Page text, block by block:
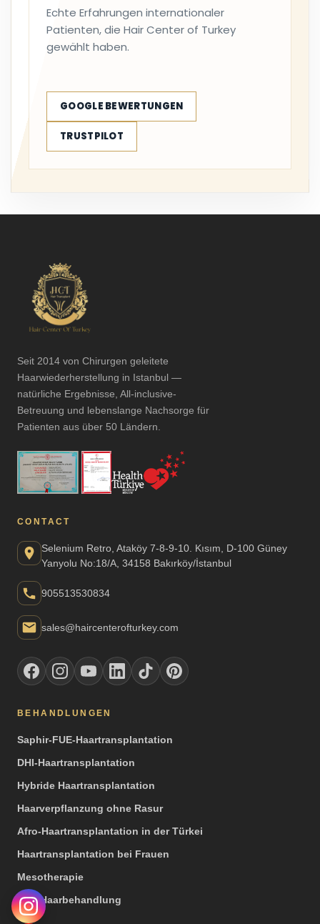
Echte Erfahrungen internationaler
Patienten, die Hair Center of Turkey
gewählt haben.
GOOGLE BEWERTUNGEN
TRUSTPILOT
Seit 2014 von Chirurgen geleitete
Haarwiederherstellung in Istanbul —
natürliche Ergebnisse, All-inclusive-
Betreuung und lebenslange Nachsorge für
Patienten aus über 50 Ländern.
CONTACT
Selenium Retro, Ataköy 7-8-9-10. Kısım, D-100 Güney
Yanyolu No:18/A, 34158 Bakırköy/İstanbul
905513530834
sales@haircenterofturkey.com
BEHANDLUNGEN
Saphir-FUE-Haartransplantation
DHI-Haartransplantation
Hybride Haartransplantation
Haarverpflanzung ohne Rasur
Afro-Haartransplantation in der Türkei
Haartransplantation bei Frauen
Mesotherapie
PRP Haarbehandlung